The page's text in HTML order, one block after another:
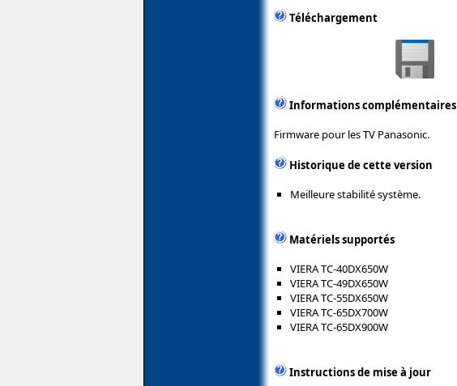
Téléchargement
Informations complémentaires
Firmware pour les TV Panasonic.
Historique de cette version
Meilleure stabilité système.
Matériels supportés
VIERA TC-40DX650W
VIERA TC-49DX650W
VIERA TC-55DX650W
VIERA TC-65DX700W
VIERA TC-65DX900W
Instructions de mise à jour